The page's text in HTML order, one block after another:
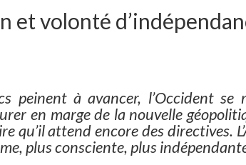
et volonté
peinent à avancer, l’Occident
en marge de la nouvelle
qu’il attend encore des directives.
plus consciente, plus